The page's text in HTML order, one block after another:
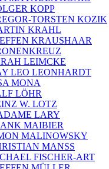
KOPP
TORSTEN KOZIK
KRAHL
KRAUSHAAR
LEIMCKE
LEO LEONHARDT
MONA
LÖHR
W. LOTZ
LARY
MAIBIER
MALINOWSKY
MANSS
FISCHER-ART